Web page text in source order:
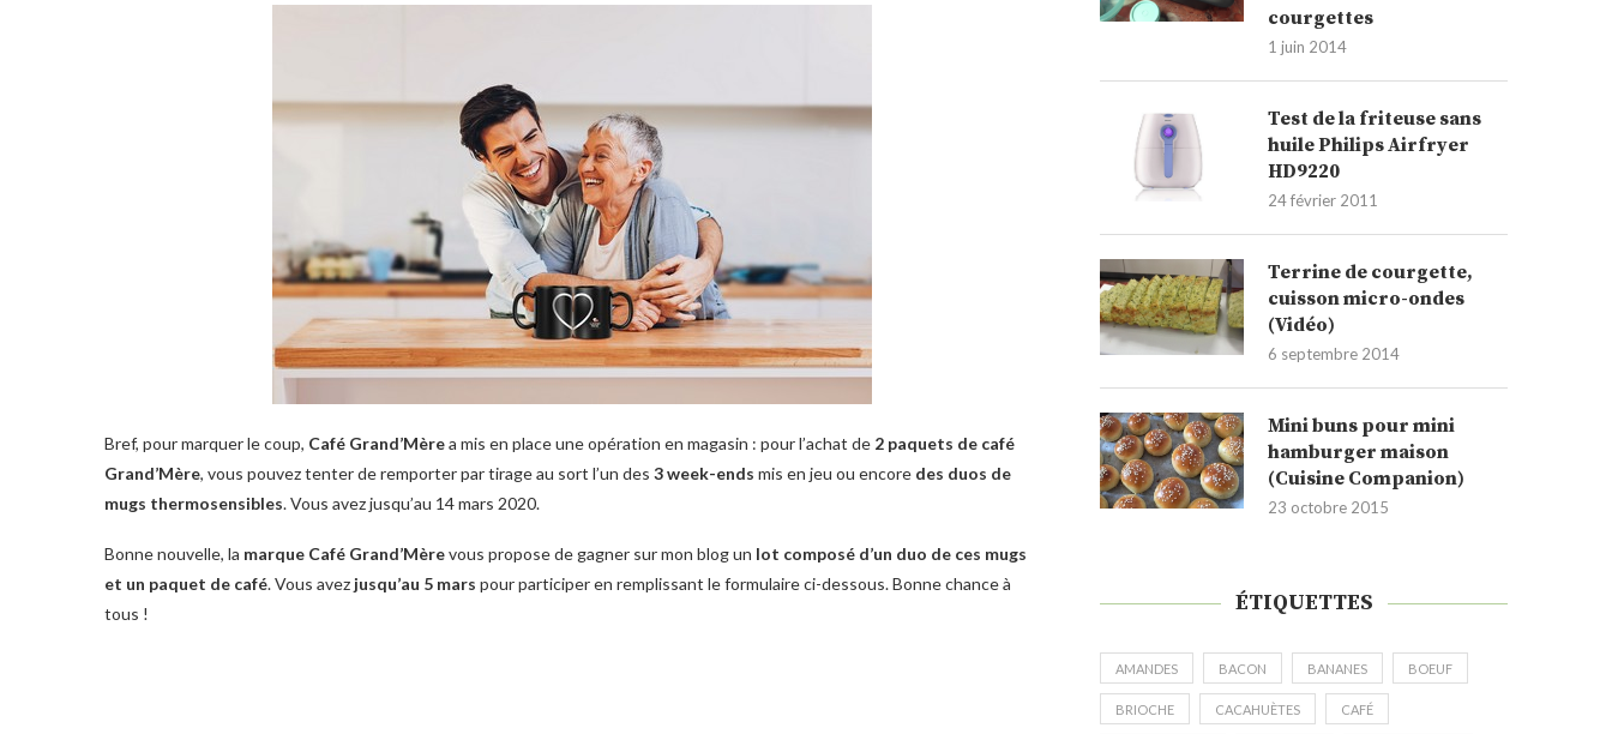
Bref, pour marquer le coup, Café Grand’Mèrea mis en place une opération en magasin : pour l’achat de 2 paquets de café
Grand’Mère, vous pouvez tenter de remporter par tirage au sort l’un des 3 week-ends mis en jeu ou encore des duos de
mugs thermosensibles. Vous avez jusqu’au 14 mars 2020.
Bonne nouvelle, la marque Café Grand’Mèrevous propose de gagner sur mon blog un lot composé d’un duo de ces mugs
et un paquet de café. Vous avez jusqu’au 5 mars pour participer en remplissant le formulaire ci-dessous. Bonne chance à
tous !
courgettes
1 juin 2014
Test de la friteuse sans
huile Philips Airfryer
HD9220
24 février 2011
Terrine de courgette,
cuisson micro-ondes
(Vidéo)
6 septembre 2014
Mini buns pour mini
hamburger maison
(Cuisine Companion)
23 octobre 2015
ÉTIQUETTES
AMANDES BACON BANANES BOEUF
BRIOCHE CACAHUÈTES CAFÉ